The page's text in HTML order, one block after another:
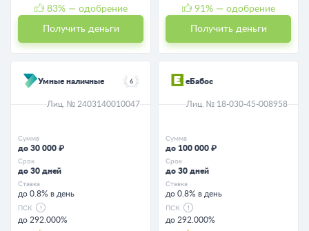
83% — одобрение
Получить деньги
91 % — одобрение
Получить деньги
Умные наличные 6
Лиц. № 2403140010047
Сумма
до 30 000 ₽
Срок
до 30 дней
Ставка
до 0.8% в день
ПСК
до 292.000%
eБабос
Лиц. № 18-030-45-008958
Сумма
до 100 000 ₽
Срок
до 30 дней
Ставка
до 0.8% в день
ПСК
до 292.000%